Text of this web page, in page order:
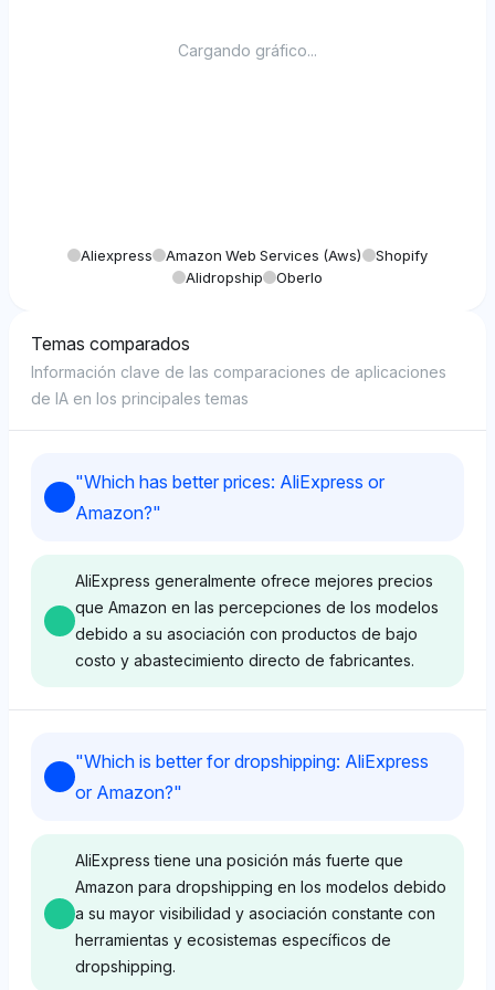
Cargando gráfico...
Aliexpress Amazon Web Services (aws)
Shopify
Alidropship
Oberlo
Temas comparados
Información clave de las comparaciones de aplicaciones
de IA en los principales temas
"Which has better prices: AliExpress or
Amazon?"
AliExpress generalmente ofrece mejores precios
que Amazon en las percepciones de los modelos
debido a su asociación con productos de bajo
costo y abastecimiento directo de fabricantes.
ChatGPT muestra una visibilidad balanceada entre
productos económicos en AliExpress (por ejemplo,
Cainiao para logística) sugieren una percepción de
precios más bajos en comparación con el
ecosistema de Amazon, que no está directamente
vinculado a la fijación de precios al por menor en
"Which is better for dropshipping: AliExpress
or Amazon?"
AliExpress tiene una posición más fuerte que
Amazon para dropshipping en los modelos debido
a su mayor visibilidad y asociación constante con
herramientas y ecosistemas específicos de
dropshipping.